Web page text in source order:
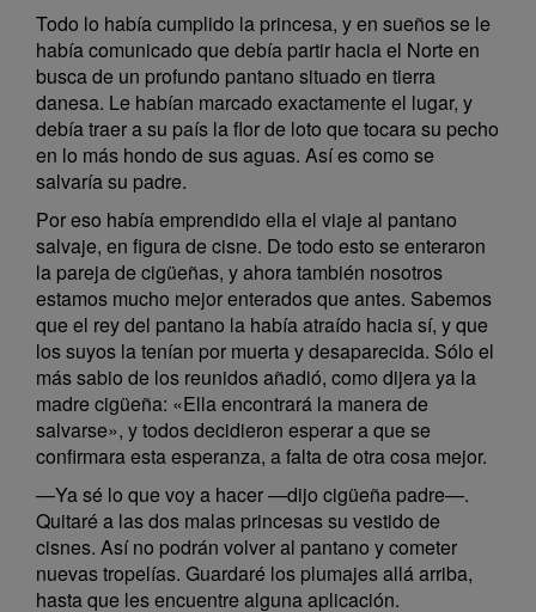
Todo lo había cumplido la princesa, y en sueños se le
había comunicado que debía partir hacia el Norte en
busca de un profundo pantano situado en tierra
danesa. Le habían marcado exactamente el lugar, y
debía traer a su país la flor de loto que tocara su pecho
en lo más hondo de sus aguas. Así es como se
salvaría su padre.
Por eso había emprendido ella el viaje al pantano
salvaje, en figura de cisne. De todo esto se enteraron
la pareja de cigüeñas, y ahora también nosotros
estamos mucho mejor enterados que antes. Sabemos
que el rey del pantano la había atraído hacia sí, y que
los suyos la tenían por muerta y desaparecida. Sólo el
más sabio de los reunidos añadió, como dijera ya la
madre cigüeña: «Ella encontrará la manera de
salvarse», y todos decidieron esperar a que se
confirmara esta esperanza, a falta de otra cosa mejor.
—Ya sé lo que voy a hacer —dijo cigüeña padre—.
Quitaré a las dos malas princesas su vestido de
cisnes. Así no podrán volver al pantano y cometer
nuevas tropelías. Guardaré los plumajes allá arriba,
hasta que les encuentre alguna aplicación.